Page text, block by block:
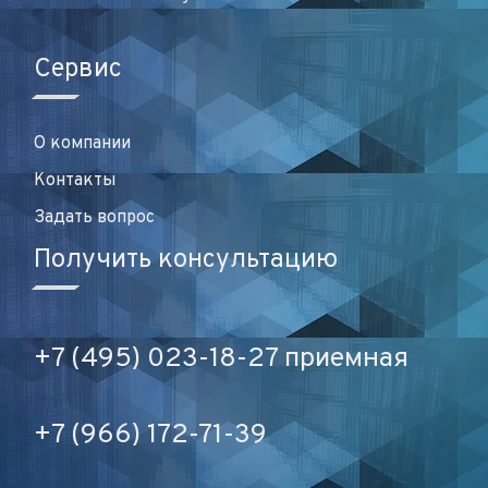
Сервис
О компании
Контакты
Задать вопрос
Получить консультацию
+7 (495) 023-18-27 приемная
+7 (966) 172-71-39